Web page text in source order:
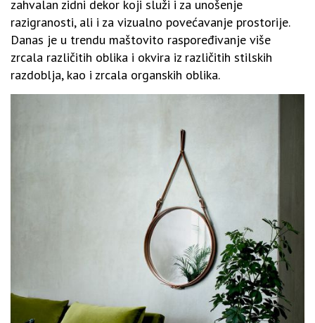
zahvalan zidni dekor koji služi i za unošenje
razigranosti, ali i za vizualno povećavanje prostorije.
Danas je u trendu maštovito raspoređivanje više
zrcala različitih oblika i okvira iz različitih stilskih
razdoblja, kao i zrcala organskih oblika.